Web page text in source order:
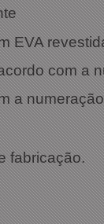
EVA
com a
a
fabricação.